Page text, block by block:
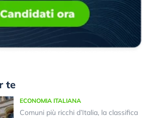
te
ECONOMIA ITALIANA
Comuni più ricchi d’Italia, la classifica